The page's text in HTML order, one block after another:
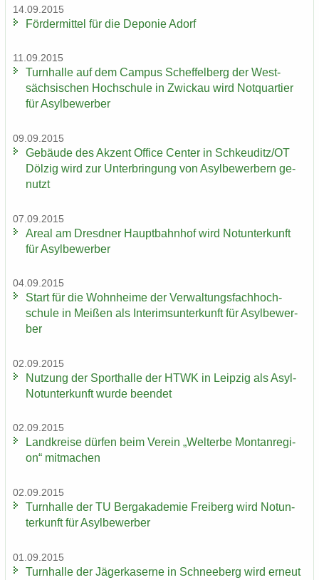
14.09.2015
För­der­mit­tel für die De­po­nie Adorf
11.09.2015
Turn­hal­le auf dem Cam­pus Schef­fel­berg der West­
säch­si­schen Hoch­schu­le in Zwi­ckau wird Not­quar­tier
für Asyl­be­wer­ber
09.09.2015
Ge­bäu­de des Ak­zent Of­fice Cen­ter in Schkeu­ditz/OT
Döl­zig wird zur Un­ter­brin­gung von Asyl­be­wer­bern ge­
nutzt
07.09.2015
Areal am Dresd­ner Haupt­bahn­hof wird Not­un­ter­kunft
für Asyl­be­wer­ber
04.09.2015
Start für die Wohn­hei­me der Ver­wal­tungs­fach­hoch­
schu­le in Mei­ßen als In­te­rims­un­ter­kunft für Asyl­be­wer­
ber
02.09.2015
Nut­zung der Sport­hal­le der HTWK in Leip­zig als Asyl-​
Notunterkunft wurde be­en­det
02.09.2015
Land­krei­se dür­fen beim Ver­ein „Welt­erbe Mon­tan­re­gi­
on“ mit­ma­chen
02.09.2015
Turn­hal­le der TU Berg­aka­de­mie Frei­berg wird Not­un­
ter­kunft für Asyl­be­wer­ber
01.09.2015
Turn­hal­le der Jä­ger­ka­ser­ne in Schnee­berg wird er­neut